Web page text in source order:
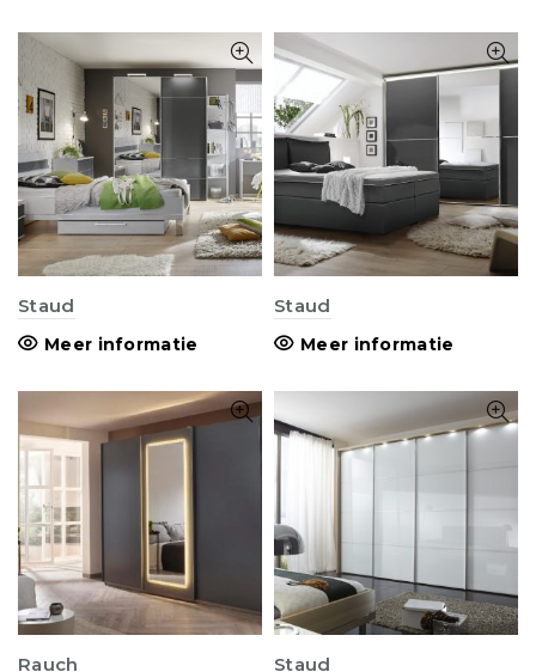
Staud
Meer informatie
Staud
Meer informatie
Rauch Staud